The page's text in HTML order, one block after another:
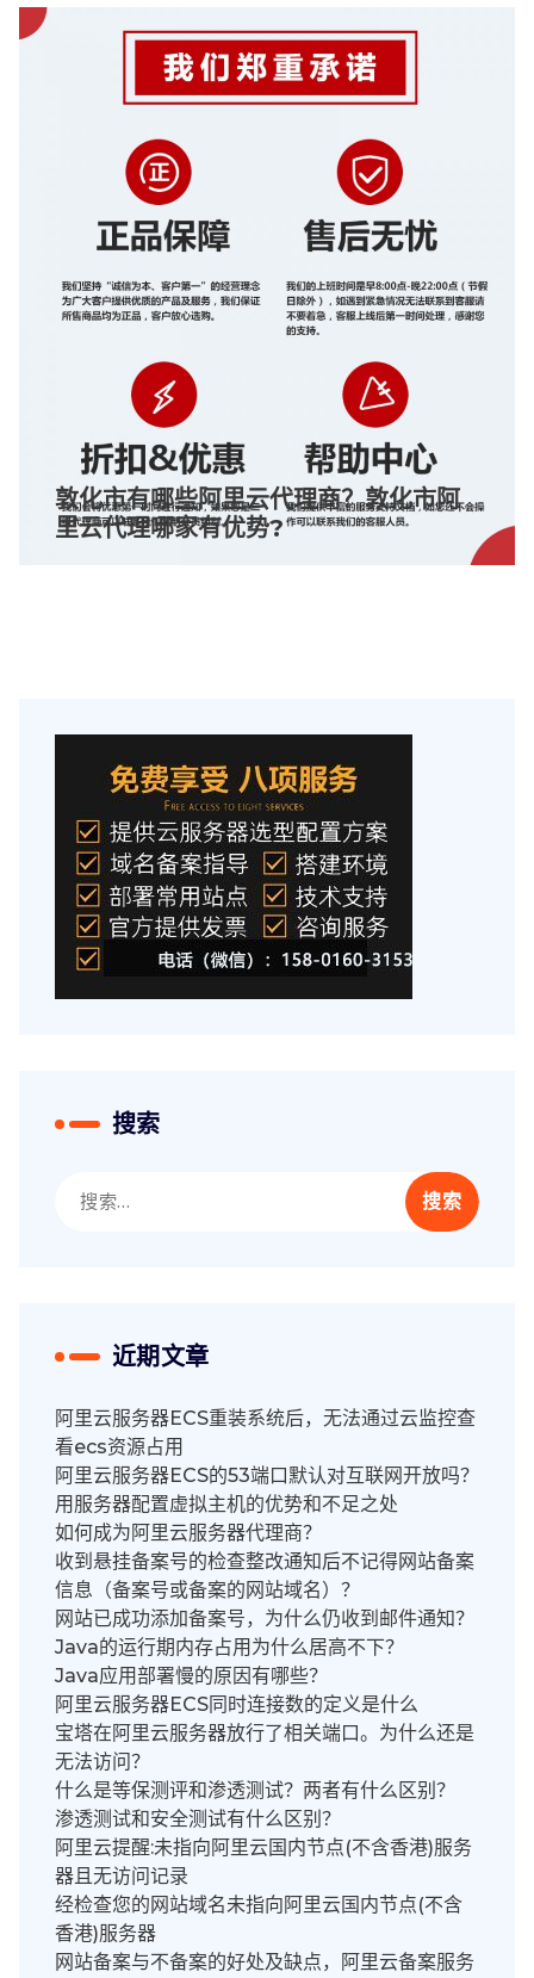
敦化市有哪些阿里云代理商？敦化市阿
里云代理哪家有优势?
搜索
索：
近期文章
阿里云服务器ECS重装系统后，无法通过云监控查
看ecs资源占用
阿里云服务器ECS的53端口默认对互联网开放吗？
用服务器配置虚拟主机的优势和不足之处
如何成为阿里云服务器代理商？
收到悬挂备案号的检查整改通知后不记得网站备案
信息（备案号或备案的网站域名）？
网站已成功添加备案号，为什么仍收到邮件通知？
Java的运行期内存占用为什么居高不下？
Java应用部署慢的原因有哪些？
阿里云服务器ECS同时连接数的定义是什么
宝塔在阿里云服务器放行了相关端口。为什么还是
无法访问？
什么是等保测评和渗透测试？两者有什么区别？
渗透测试和安全测试有什么区别？
阿里云提醒:未指向阿里云国内节点(不含香港)服务
器且无访问记录
经检查您的网站域名未指向阿里云国内节点(不含
香港)服务器
网站备案与不备案的好处及缺点，阿里云备案服务